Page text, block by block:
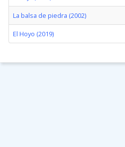
La balsa de piedra (2002)
El Hoyo (2019)